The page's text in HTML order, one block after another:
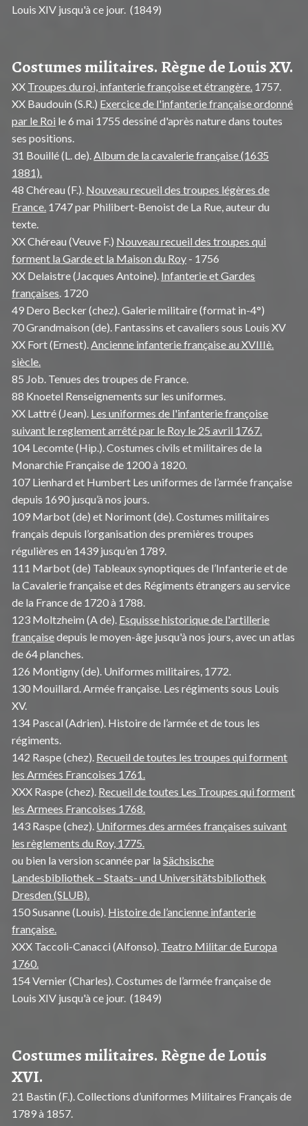
Louis XIV jusqu'à ce jour. (1849)
Costumes militaires. Règne de Louis XV.
XX Troupes du roi, infanterie françoise et étrangère. 1757.
XX Baudouin (S.R.) Exercice de l'infanterie française ordonné
par le Roi le 6 mai 1755 dessiné d'après nature dans toutes
ses positions.
31 Bouillé (L. de).Album de la cavalerie française (1635
1881).
48 Chéreau (F.). Nouveau recueil des troupes légères de
France. 1747 par Philibert-Benoist de La Rue,auteur du
texte.
XX Chéreau (Veuve F.) Nouveau recueil des troupes qui
forment la Garde et la Maison du Roy - 1756
XX Delaistre (Jacques Antoine). Infanterie et Gardes
françaises. 1720
49 Dero Becker (chez). Galerie militaire (format in-4°)
70 Grandmaison (de). Fantassins et cavaliers sous Louis XV
XX Fort (Ernest).Ancienne infanterie française au XVIIIè.
siècle.
85 Job. Tenues des troupes de France.
88 Knoetel Renseignements sur les uniformes.
XX Lattré (Jean). Les uniformes de l'infanterie françoise
suivant le reglement arrêté par le Roy le 25 avril 1767.
104 Lecomte (Hip.). Costumes civils et militaires de la
Monarchie Française de 1200 à 1820.
107 Lienhard et Humbert Les uniformes de l’armée française
depuis 1690 jusqu’à nos jours.
109 Marbot (de) et Norimont (de). Costumes militaires
français depuis l’organisation des premières troupes
régulières en 1439 jusqu’en 1789.
111 Marbot (de) Tableaux synoptiques de l’Infanterie et de
la Cavalerie française et des Régiments étrangers au service
de la France de 1720 à 1788.
123 Moltzheim (A de). Esquisse historique de l'artillerie
françaisedepuis le moyen-âge jusqu'à nos jours, avec un atlas
de 64 planches.
126 Montigny (de). Uniformes militaires, 1772.
130 Mouillard. Armée française. Les régiments sous Louis
XV.
134 Pascal (Adrien). Histoire de l’armée et de tous les
régiments.
142 Raspe (chez). Recueil de toutes les troupes qui forment
les Armées Francoises 1761.
XXX Raspe (chez). Recueil de toutes Les Troupes qui forment
les Armees Francoises 1768.
143 Raspe (chez). Uniformes des armées françaises suivant
les règlements du Roy, 1775.
ou bien la version scannée par laSächsische
Landesbibliothek – Staats- und Universitätsbibliothek
Dresden (SLUB).
150 Susanne (Louis). Histoire de l’ancienne infanterie
française.
XXX Taccoli-Canacci (Alfonso). Teatro Militar de Europa
1760.
154 Vernier (Charles). Costumes de l’armée française de
Louis XIV jusqu'à ce jour. (1849)
Costumes militaires. Règne de Louis
XVI.
21 Bastin (F.). Collections d’uniformes Militaires Français de
1789 à 1857.